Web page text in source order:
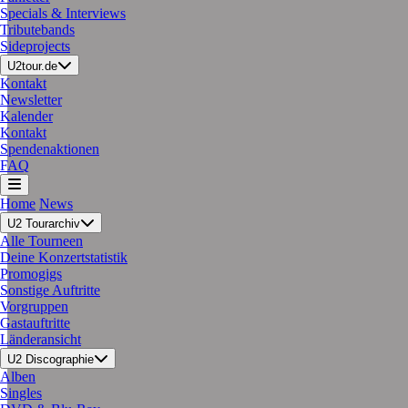
Specials & Interviews
Tributebands
Sideprojects
U2tour.de
Kontakt
Newsletter
Kalender
Kontakt
Spendenaktionen
FAQ
Home News
U2 Tourarchiv
Alle Tourneen
Deine Konzertstatistik
Promogigs
Sonstige Auftritte
Vorgruppen
Gastauftritte
Länderansicht
U2 Discographie
Alben
Singles